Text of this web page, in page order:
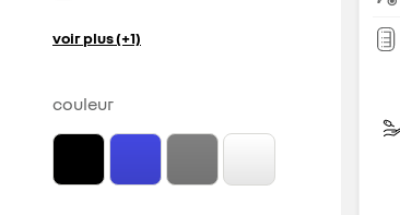
voir plus (+1)
couleur